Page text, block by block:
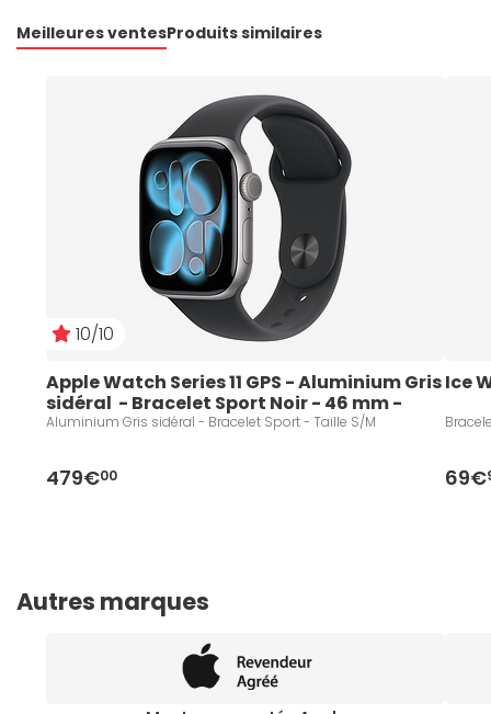
Meilleures ventesProduits similaires
10/10
Apple Watch Series 11 GPS - Aluminium Gris
sidéral  - Bracelet Sport Noir - 46 mm -
Taille S/M
Aluminium Gris sidéral - Bracelet Sport - Taille S/M
479€00
Ice
69€
Autres marques